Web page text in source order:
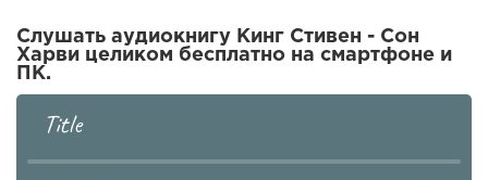
Слушать аудиокнигу Кинг Стивен - Сон
Харви целиком бесплатно на смартфоне и
ПК.
Title